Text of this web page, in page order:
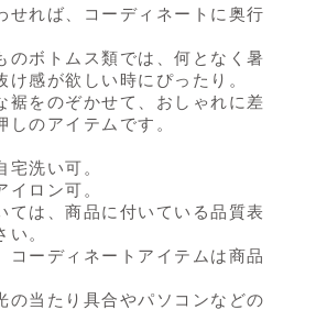
せれば、コーディネートに奥行
のボトムス類では、何となく暑
け感が欲しい時にぴったり。
裾をのぞかせて、おしゃれに差
しのアイテムです。
洗い可。
ロン可。
は、商品に付いている品質表
い。
ーディネートアイテムは商品
の当たり具合やパソコンなどの